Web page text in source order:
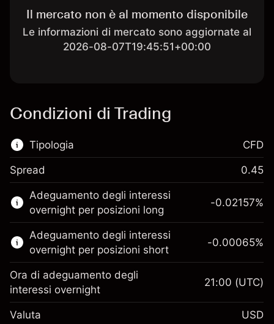
Il mercato non è al momento disponibile
Le informazioni di mercato sono aggiornate al
2026-08-07T19:45:51+00:00
Condizioni di Trading
Tipologia
Questo mercato finanziario è disponibile per il
trading di CFD.
Scopri di più su:
CFD
CFD
Spread 0.45
Adeguamento degli interessi
overnight per posizioni long
-0.02157%
Adeguamento degli interessi
overnight per posizioni short
-0.00065%
Ora di adeguamento degli
interessi overnight
21:00 (UTC)
Valuta USD